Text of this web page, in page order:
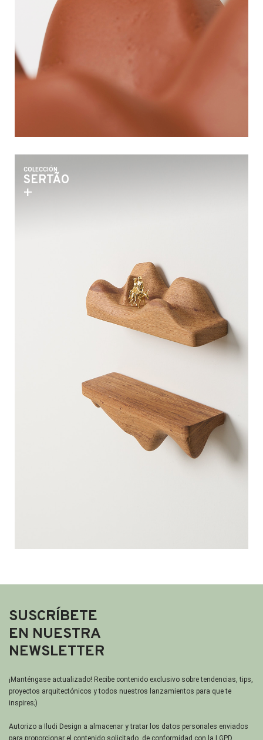
COLECCIÓN
SERTÃO
+
SUSCRÍBETE
EN NUESTRA
NEWSLETTER
¡Manténgase actualizado! Recibe contenido exclusivo sobre tendencias, tips,
proyectos arquitectónicos y todos nuestros lanzamientos para que te
inspires;)
Autorizo a Iludi Design a almacenar y tratar los datos personales enviados